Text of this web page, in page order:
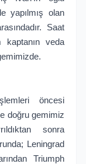
yapılmış olan
Saat
kaptanın veda
öncesi
doğru gemimiz
sonra
Leningrad
Triumph